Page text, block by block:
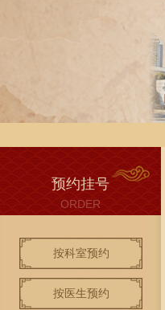
预约挂号
ORDER
按科室预约
按医生预约